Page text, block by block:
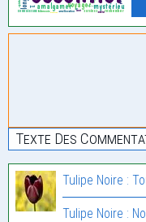
Texte Des
Tulipe Noire :
Tulipe Noire :